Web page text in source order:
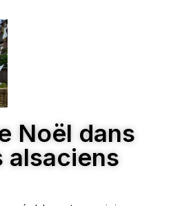
Noël dans
alsaciens